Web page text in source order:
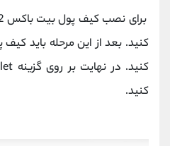
کنید. بعد از این مرحله باید
کنید.